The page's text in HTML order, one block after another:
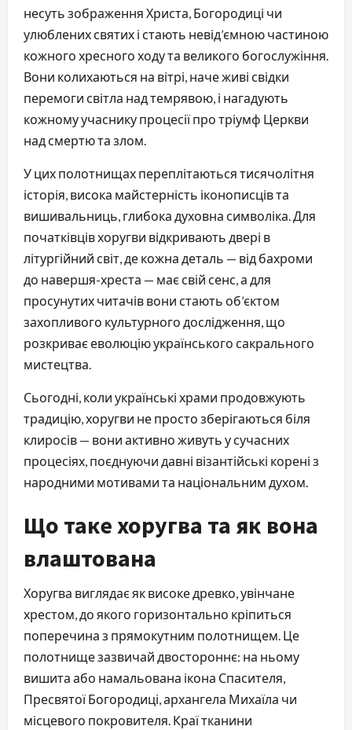
несуть зображення Христа, Богородиці чи
улюблених святих і стають невід’ємною частиною
кожного хресного ходу та великого богослужіння.
Вони колихаються на вітрі, наче живі свідки
перемоги світла над темрявою, і нагадують
кожному учаснику процесії про тріумф Церкви
над смертю та злом.
У цих полотнищах переплітаються тисячолітня
історія, висока майстерність іконописців та
вишивальниць, глибока духовна символіка. Для
початківців хоругви відкривають двері в
літургійний світ, де кожна деталь — від бахроми
до навершя-хреста — має свій сенс, а для
просунутих читачів вони стають об’єктом
захопливого культурного дослідження, що
розкриває еволюцію українського сакрального
мистецтва.
Сьогодні, коли українські храми продовжують
традицію, хоругви не просто зберігаються біля
клиросів — вони активно живуть у сучасних
процесіях, поєднуючи давні візантійські корені з
народними мотивами та національним духом.
Що таке хоругва та як вона
влаштована
Хоругва виглядає як високе древко, увінчане
хрестом, до якого горизонтально кріпиться
поперечина з прямокутним полотнищем. Це
полотнище зазвичай двостороннє: на ньому
вишита або намальована ікона Спасителя,
Пресвятої Богородиці, архангела Михаїла чи
місцевого покровителя. Краї тканини